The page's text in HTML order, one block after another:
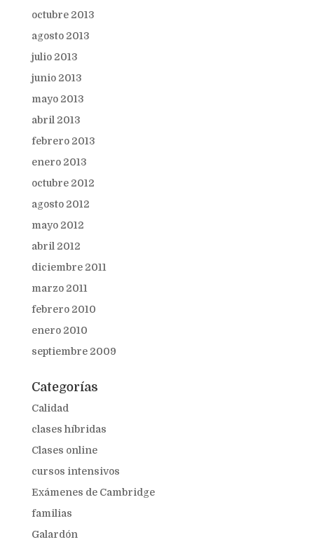
octubre 2013
agosto 2013
julio 2013
junio 2013
mayo 2013
abril 2013
febrero 2013
enero 2013
octubre 2012
agosto 2012
mayo 2012
abril 2012
diciembre 2011
marzo 2011
febrero 2010
enero 2010
septiembre 2009
Categorías
Calidad
clases híbridas
Clases online
cursos intensivos
Exámenes de Cambridge
familias
Galardón